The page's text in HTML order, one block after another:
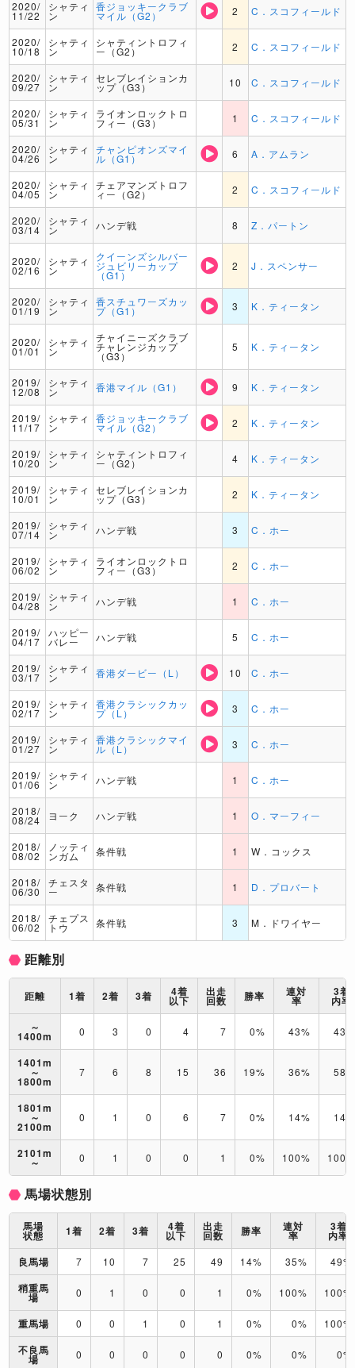
2020/
11/22
シャティ
ン
香ジョッキークラブ
マイル（G2） 2 C．スコフィールド
2020/
10/18
シャティ
ン
シャティントロフィ
ー（G2） 2 C．スコフィールド
2020/
09/27
シャティ
ン
セレブレイションカ
ップ（G3） 10 C．スコフィールド
2020/
05/31
シャティ
ン
ライオンロックトロ
フィー（G3） 1 C．スコフィールド
2020/
04/26
シャティ
ン
チャンピオンズマイ
ル（G1） 6 A．アムラン
2020/
04/05
シャティ
ン
チェアマンズトロフ
ィー（G2） 2 C．スコフィールド
2020/
03/14
シャティ
ン ハンデ戦 8 Z．パートン
2020/
02/16
シャティ
ン
クイーンズシルバー
ジュビリーカップ
（G1）
2 J．スペンサー
2020/
01/19
シャティ
ン
香スチュワーズカッ
プ（G1） 3 K．ティータン
2020/
01/01
シャティ
ン
チャイニーズクラブ
チャレンジカップ
（G3）
5 K．ティータン
2019/
12/08
シャティ
ン 香港マイル（G1） 9 K．ティータン
2019/
11/17
シャティ
ン
香ジョッキークラブ
マイル（G2） 2 K．ティータン
2019/
10/20
シャティ
ン
シャティントロフィ
ー（G2） 4 K．ティータン
2019/
10/01
シャティ
ン
セレブレイションカ
ップ（G3） 2 K．ティータン
2019/
07/14
シャティ
ン ハンデ戦 3 C．ホー
2019/
06/02
シャティ
ン
ライオンロックトロ
フィー（G3） 2 C．ホー
2019/
04/28
シャティ
ン ハンデ戦 1 C．ホー
2019/
04/17
ハッピー
バレー ハンデ戦 5 C．ホー
2019/
03/17
シャティ
ン 香港ダービー（L） 10 C．ホー
2019/
02/17
シャティ
ン
香港クラシックカッ
プ（L） 3 C．ホー
2019/
01/27
シャティ
ン
香港クラシックマイ
ル（L） 3 C．ホー
2019/
01/06
シャティ
ン ハンデ戦 1 C．ホー
2018/
08/24 ヨーク ハンデ戦 1 O．マーフィー
2018/
08/02
ノッティ
ンガム 条件戦 1 W．コックス
2018/
06/30
チェスタ
ー 条件戦 1 D．プロバート
2018/
06/02
チェプス
トウ 条件戦 3 M．ドワイヤー
距離別
距離 1着 2着 3着 4着
以下
出走
回数 勝率 連対
率
3着
内率
～
1400m 0 3 0 4 7 0% 43%
1401m
～
1800m
7 6 8 15 36 19% 36%
1801m
～
2100m
0 1 0 6 7 0% 14%
2101m
～ 0 1 0 0 1 0% 100%
馬場状態別
馬場
状態 1着 2着 3着 4着
以下
出走
回数 勝率 連対
率
3着
内率
良馬場
7 10 7 25 49 14% 35% 49%
稍重馬
場 0 1 0 0 1 0% 100% 100%
重馬場 0 0 1 0 1 0% 0% 100%
不良馬
場 0 0 0 0 0 0% 0% 0%